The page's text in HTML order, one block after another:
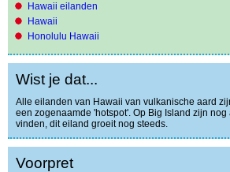
Hawaii eilanden
Hawaii
Honolulu Hawaii
Wist je dat...
Alle eilanden van Hawaii van vulkanische aard
een zogenaamde 'hotspot'. Op Big Island zijn nog
vinden, dit eiland groeit nog steeds.
Voorpret